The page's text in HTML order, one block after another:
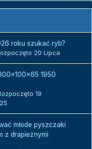
roku szukać ryb?
20 Lipca
1950
19
młode pyszczaki
z drapieżnymi